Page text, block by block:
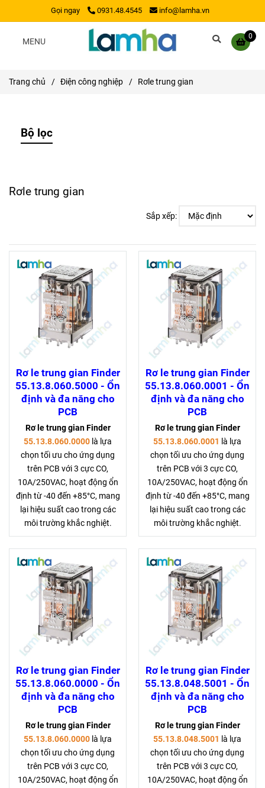
Gọi ngay 0931.48.4545 info@lamha.vn
0
MENU
Trang chủ / Điện công nghiệp / Rơle trung gian
Bộ lọc
Rơle trung gian
Sắp xếp:
Rơ le trung gian Finder
55.13.8.060.5000 - Ổn
định và đa năng cho
PCB
Rơ le trung gian Finder
55.13.8.060.0000 là lựa
chọn tối ưu cho ứng dụng
trên PCB với 3 cực CO,
10A/250VAC, hoạt động ổn
định từ -40 đến +85°C, mang
lại hiệu suất cao trong các
môi trường khắc nghiệt.
Rơ le trung gian Finder
55.13.8.060.0001 - Ổn
định và đa năng cho
PCB
Rơ le trung gian Finder
55.13.8.060.0001 là lựa
chọn tối ưu cho ứng dụng
trên PCB với 3 cực CO,
10A/250VAC, hoạt động ổn
định từ -40 đến +85°C, mang
lại hiệu suất cao trong các
môi trường khắc nghiệt.
Rơ le trung gian Finder
55.13.8.060.0000 - Ổn
định và đa năng cho
PCB
Rơ le trung gian Finder
55.13.8.060.0000 là lựa
chọn tối ưu cho ứng dụng
trên PCB với 3 cực CO,
10A/250VAC, hoạt động ổn
Rơ le trung gian Finder
55.13.8.048.5001 - Ổn
định và đa năng cho
PCB
Rơ le trung gian Finder
55.13.8.048.5001 là lựa
chọn tối ưu cho ứng dụng
trên PCB với 3 cực CO,
10A/250VAC, hoạt động ổn